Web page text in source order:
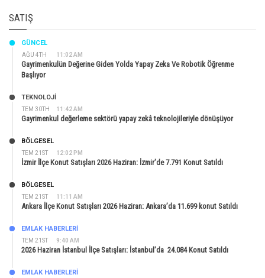
SATIŞ
AĞU 4TH 11:02 AM
GÜNCEL
Gayrimenkulün Değerine Giden Yolda Yapay Zeka Ve Robotik Öğrenme
Başlıyor
TEM 30TH 11:42 AM
TEKNOLOJİ
Gayrimenkul değerleme sektörü yapay zekâ teknolojileriyle dönüşüyor
TEM 21ST 12:02 PM
BÖLGESEL
İzmir İlçe Konut Satışları 2026 Haziran: İzmir’de 7.791 Konut Satıldı
TEM 21ST 11:11 AM
BÖLGESEL
Ankara İlçe Konut Satışları 2026 Haziran: Ankara’da 11.699 konut Satıldı
TEM 21ST 9:40 AM
EMLAK HABERLERI
2026 Haziran İstanbul İlçe Satışları: İstanbul’da 24.084 Konut Satıldı
EMLAK HABERLERI